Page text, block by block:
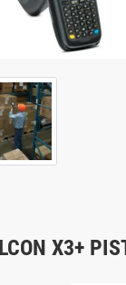
X3+